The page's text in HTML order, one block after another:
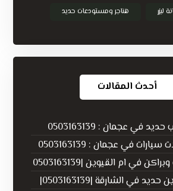
هناجر ومستودعات حديد
أحدث المقالات
في عجمان : 0503163139
في عجمان : 0503163139
في ام القيوين |0503163139
في الشارقة |0503163139|